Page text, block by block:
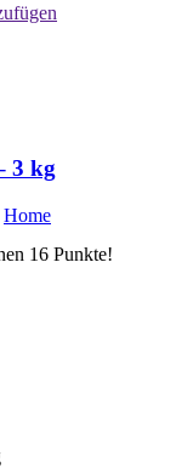
3 kg
Home
16 Punkte!